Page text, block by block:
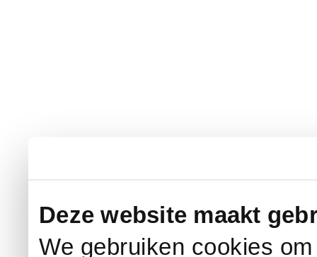
Deze website maakt
We gebruiken cookies